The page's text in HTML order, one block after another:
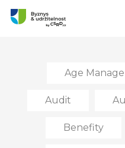
Age
Audit
Benefity